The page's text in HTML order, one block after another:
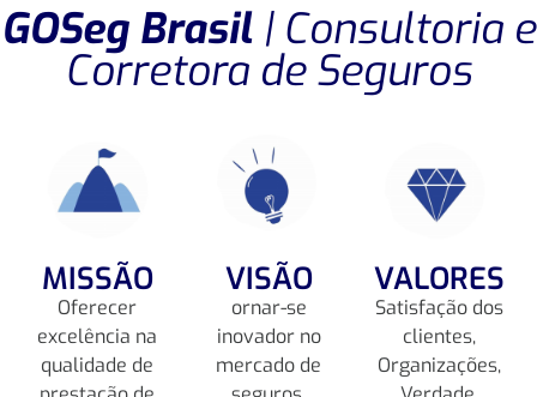
GOSeg Brasil | Consultoria e
Corretora de Seguros
MISSÃO
Oferecer
excelência na
qualidade de
VISÃO
ornar-se
inovador no
mercado de
VALORES
Satisfação dos
clientes,
Organizações,